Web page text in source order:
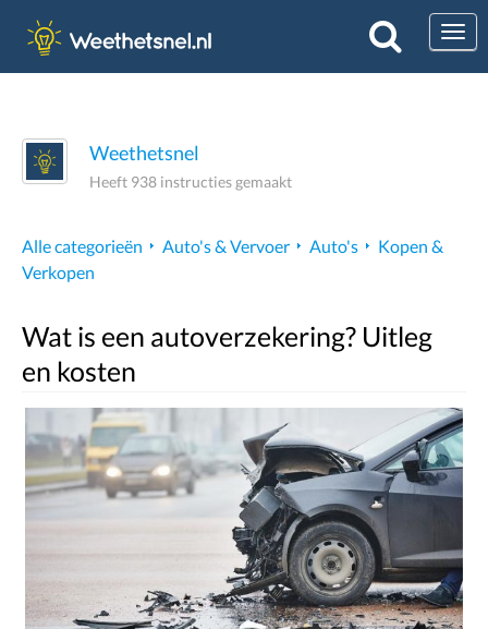
Weethetsnel
Heeft 938 instructies gemaakt
Alle categorieën Auto's & Vervoer Auto's
Kopen &
Verkopen
Wat is een autoverzekering? Uitleg
en kosten